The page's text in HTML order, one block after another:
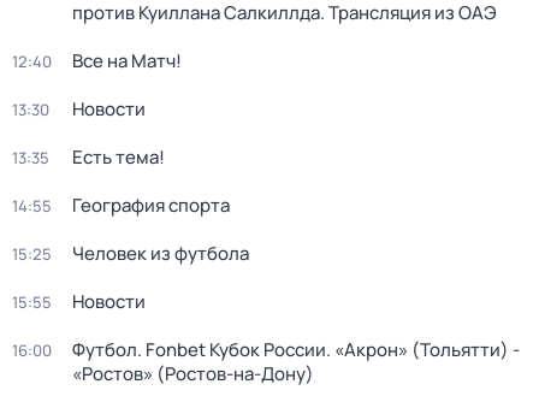
против Куиллана Салкиллда. Трансляция из ОАЭ
12:40 Все на Матч!
13:30 Новости
13:35 Есть тема!
14:55 География спорта
15:25 Человек из футбола
15:55 Новости
16:00
Футбол. Fonbet Кубок России. «Акрон» (Тольятти) -
«Ростов» (Ростов-на-Дону)